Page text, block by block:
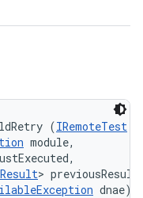
(IRemoteTest
module,
>
dnae)